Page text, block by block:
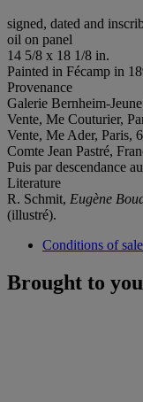
signed, dated and
oil on panel
14 5/8 x 18 1/8 in.
Painted in Fécamp in
Provenance
Galerie Bernheim-
Vente, Me Couturier,
Vente, Me Ader, Paris,
Comte Jean Pastré,
Puis par descendance
Literature
R. Schmit, Eugène
(illustré).
Conditions of sale
Brought to